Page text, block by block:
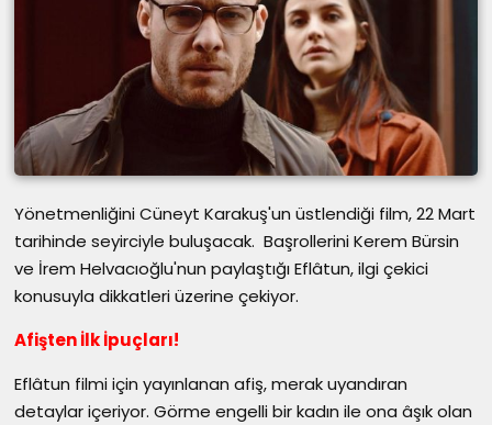
GENÇLİK
DİZİ HABERLERİ
Yönetmenliğini Cüneyt Karakuş'un üstlendiği film, 22 Mart
tarihinde seyirciyle buluşacak. Başrollerini Kerem Bürsin
ve İrem Helvacıoğlu'nun paylaştığı Eflâtun, ilgi çekici
konusuyla dikkatleri üzerine çekiyor.
Afişten İlk İpuçları!
Eflâtun filmi için yayınlanan afiş, merak uyandıran
detaylar içeriyor. Görme engelli bir kadın ile ona âşık olan